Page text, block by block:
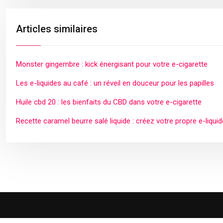
Articles similaires
Monster gingembre : kick énergisant pour votre e-cigarette
Les e-liquides au café : un réveil en douceur pour les papilles
Huile cbd 20 : les bienfaits du CBD dans votre e-cigarette
Recette caramel beurre salé liquide : créez votre propre e-